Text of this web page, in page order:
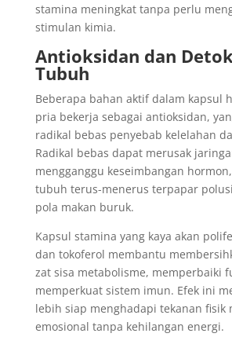
stamina meningkat tanpa perlu
stimulan kimia.
Antioksidan dan
Tubuh
Beberapa bahan aktif dalam kapsul
pria bekerja sebagai antioksidan,
radikal bebas penyebab kelelahan
Radikal bebas dapat merusak
mengganggu keseimbangan
tubuh terus-menerus terpapar
pola makan buruk.
Kapsul stamina yang kaya akan
dan tokoferol membantu
zat sisa metabolisme, memperbaiki
memperkuat sistem imun. Efek ini
lebih siap menghadapi tekanan fisik
emosional tanpa kehilangan energi.